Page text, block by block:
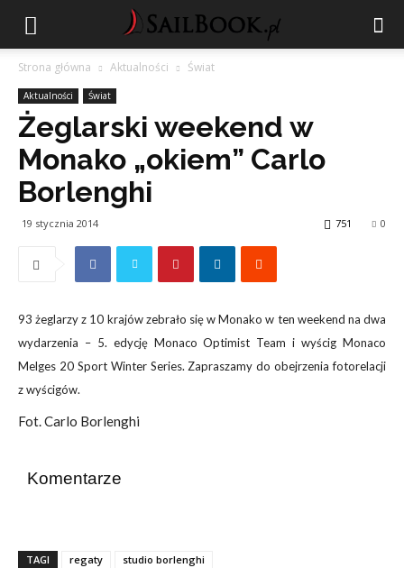
Strona główna Aktualności Świat
Aktualności Świat
Żeglarski weekend w
Monako „okiem” Carlo
Borlenghi
19 stycznia 2014 0
751
93 żeglarzy z 10 krajów zebrało się w Monako w ten weekend na dwa
wydarzenia – 5. edycję Monaco Optimist Team i wyścig Monaco
Melges 20 Sport Winter Series. Zapraszamy do obejrzenia fotorelacji
z wyścigów.
Fot. Carlo Borlenghi
Komentarze
TAGI regaty studio borlenghi